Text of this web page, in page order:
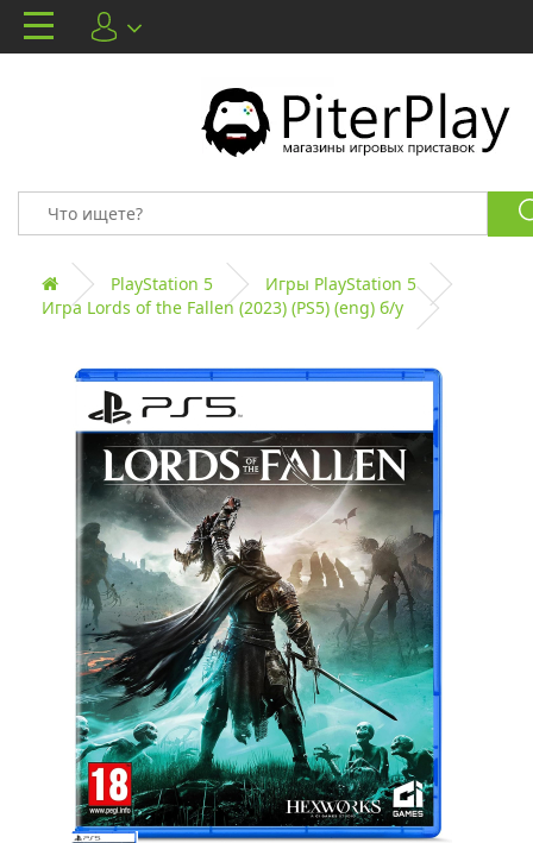
PlayStation 5
Игры PlayStation 5
Игра Lords of the Fallen (2023) (PS5) (eng) б/у